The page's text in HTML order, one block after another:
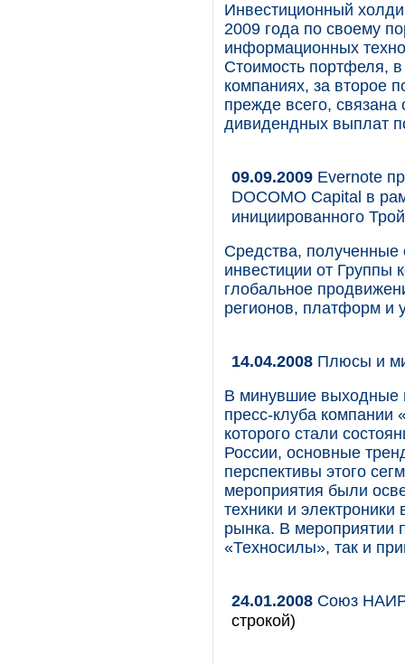
Инвестиционный
2009 года по своему
информационных
Стоимость портфеля,
компаниях, за второе
прежде всего,
дивидендных выплат
09.09.2009 Evernote
DOCOMO Capital в
инициированного
Средства, полученные
инвестиции от Группы
глобальное
регионов, платформ и
14.04.2008 Плюсы и
В минувшие выходные
пресс-клуба компании
которого стали
России, основные
перспективы этого
мероприятия были
техники и
рынка. В мероприятии
«Техносилы», так и
24.01.2008 Союз
строкой)